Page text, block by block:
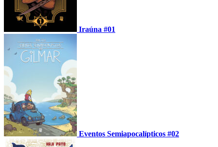
Iraúna #01
Eventos Semiapocalípticos #02